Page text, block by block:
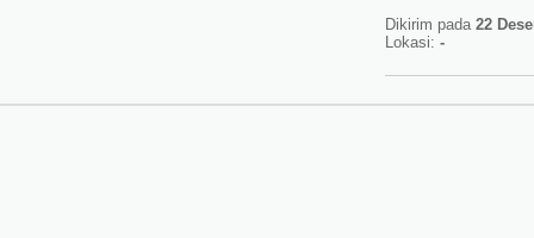
Dikirim pada 22
Lokasi: -